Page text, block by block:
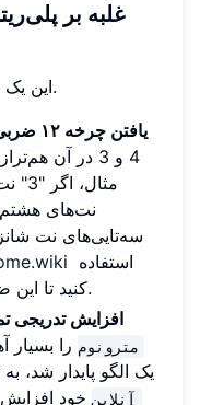
این یک قدم به سمت پیچیدگی بیشتر است.
یافتن چرخه ۱۲ ضربی:
نت‌های هشتم
سه‌تایی‌های نت
کنید تا این ضربان 12 واحدی را واضح کنید.
افزایش تدریجی
مترونوم را بسیار
یک الگو پایدار شد، به
آنلاینخود افزایش